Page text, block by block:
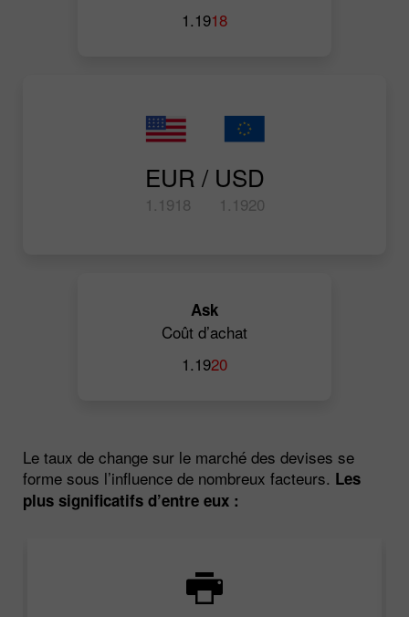
1.1918
EUR / USD
1.1918 1.1920
Ask
Coût d’achat
1.1920
Le taux de change sur le marché des devises se
forme sous l’influence de nombreux facteurs. Les
plus significatifs d’entre eux :